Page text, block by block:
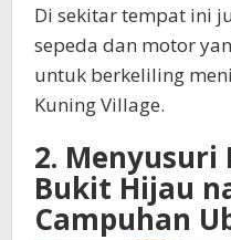
Di sekitar tempat ini
sepeda dan motor
untuk berkeliling
Kuning Village.
2. Menyusuri
Bukit Hijau
Campuhan